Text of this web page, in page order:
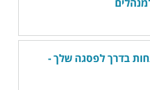
בדרך לפסגה שלך -